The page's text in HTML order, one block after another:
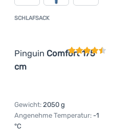
SCHLAFSACK
Pinguin Comfort 175
cm
Gewicht: 2050 g
Angenehme Temperatur: -1
°C